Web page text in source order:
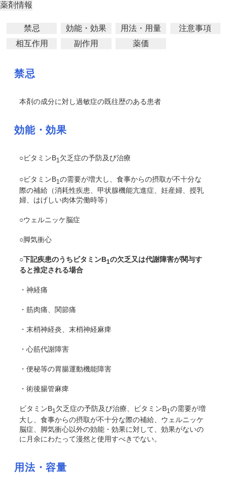
薬剤情報
禁忌 効能・効果 用法・用量
注意事項
相互作用
副作用 薬価
禁忌
本剤の成分に対し過敏症の既往歴のある患者
効能・効果
○ビタミンB1 欠乏症の予防及び治療
○ビタミンB1 の需要が増大し、食事からの摂取が不十分な
際の補給（消耗性疾患、甲状腺機能亢進症、妊産婦、授乳
婦、はげしい肉体労働時等）
○ウェルニッケ脳症
○脚気衝心
○下記疾患のうちビタミンB1の欠乏又は代謝障害が関与す
ると推定される場合
・神経痛
・筋肉痛、関節痛
・末梢神経炎、末梢神経麻痺
・心筋代謝障害
・便秘等の胃腸運動機能障害
・術後腸管麻痺
ビタミンB1 欠乏症の予防及び治療、ビタミンB1 の需要が増
大し、食事からの摂取が不十分な際の補給、ウェルニッケ
脳症、脚気衝心以外の効能・効果に対して、効果がないの
に月余にわたって漫然と使用すべきでない。
用法・容量